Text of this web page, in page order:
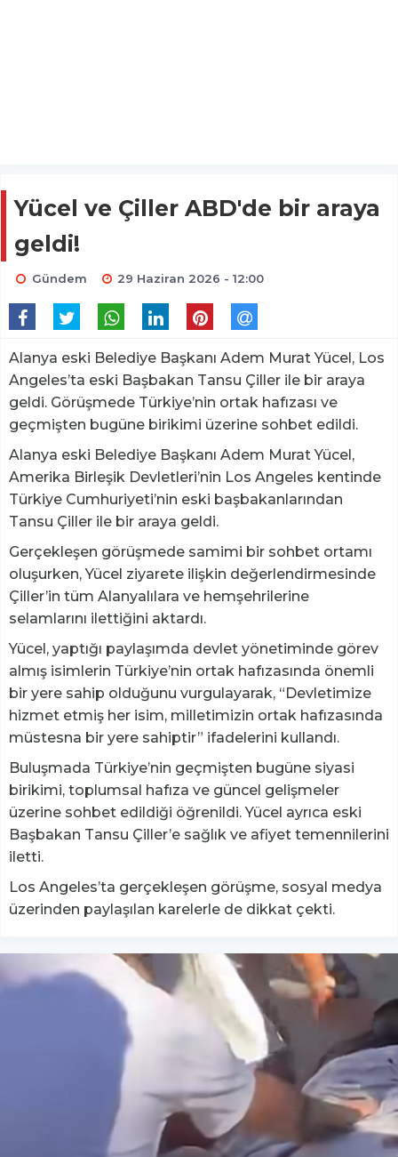
Yücel ve Çiller ABD'de bir araya
geldi!
Gündem 29 Haziran 2026 - 12:00
Alanya eski Belediye Başkanı Adem Murat Yücel, Los
Angeles’ta eski Başbakan Tansu Çiller ile bir araya
geldi. Görüşmede Türkiye’nin ortak hafızası ve
geçmişten bugüne birikimi üzerine sohbet edildi.
Alanya eski Belediye Başkanı Adem Murat Yücel,
Amerika Birleşik Devletleri’nin Los Angeles kentinde
Türkiye Cumhuriyeti’nin eski başbakanlarından
Tansu Çiller ile bir araya geldi.
Gerçekleşen görüşmede samimi bir sohbet ortamı
oluşurken, Yücel ziyarete ilişkin değerlendirmesinde
Çiller’in tüm Alanyalılara ve hemşehrilerine
selamlarını ilettiğini aktardı.
Yücel, yaptığı paylaşımda devlet yönetiminde görev
almış isimlerin Türkiye’nin ortak hafızasında önemli
bir yere sahip olduğunu vurgulayarak, “Devletimize
hizmet etmiş her isim, milletimizin ortak hafızasında
müstesna bir yere sahiptir” ifadelerini kullandı.
Buluşmada Türkiye’nin geçmişten bugüne siyasi
birikimi, toplumsal hafıza ve güncel gelişmeler
üzerine sohbet edildiği öğrenildi. Yücel ayrıca eski
Başbakan Tansu Çiller’e sağlık ve afiyet temennilerini
iletti.
Los Angeles’ta gerçekleşen görüşme, sosyal medya
üzerinden paylaşılan karelerle de dikkat çekti.